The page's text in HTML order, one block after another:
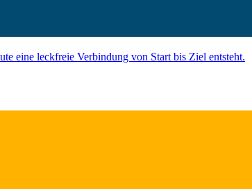
eine leckfreie Verbindung von Start bis Ziel entsteht.